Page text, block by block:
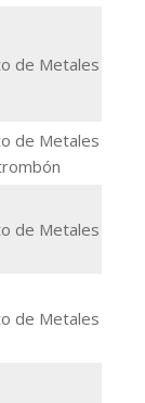
de Metales
de Metales
de Metales
de Metales